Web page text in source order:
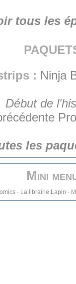
tous les
: Ninja
Début de
les
Mini
- La librairie Lapin -